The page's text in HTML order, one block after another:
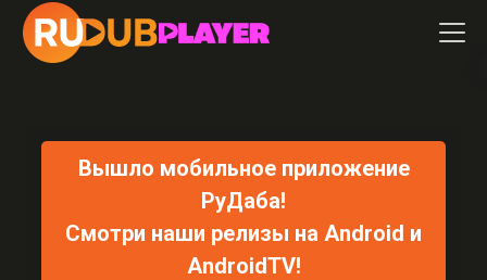
Вышло мобильное приложение
РуДаба!
Смотри наши релизы на Android и
AndroidTV!